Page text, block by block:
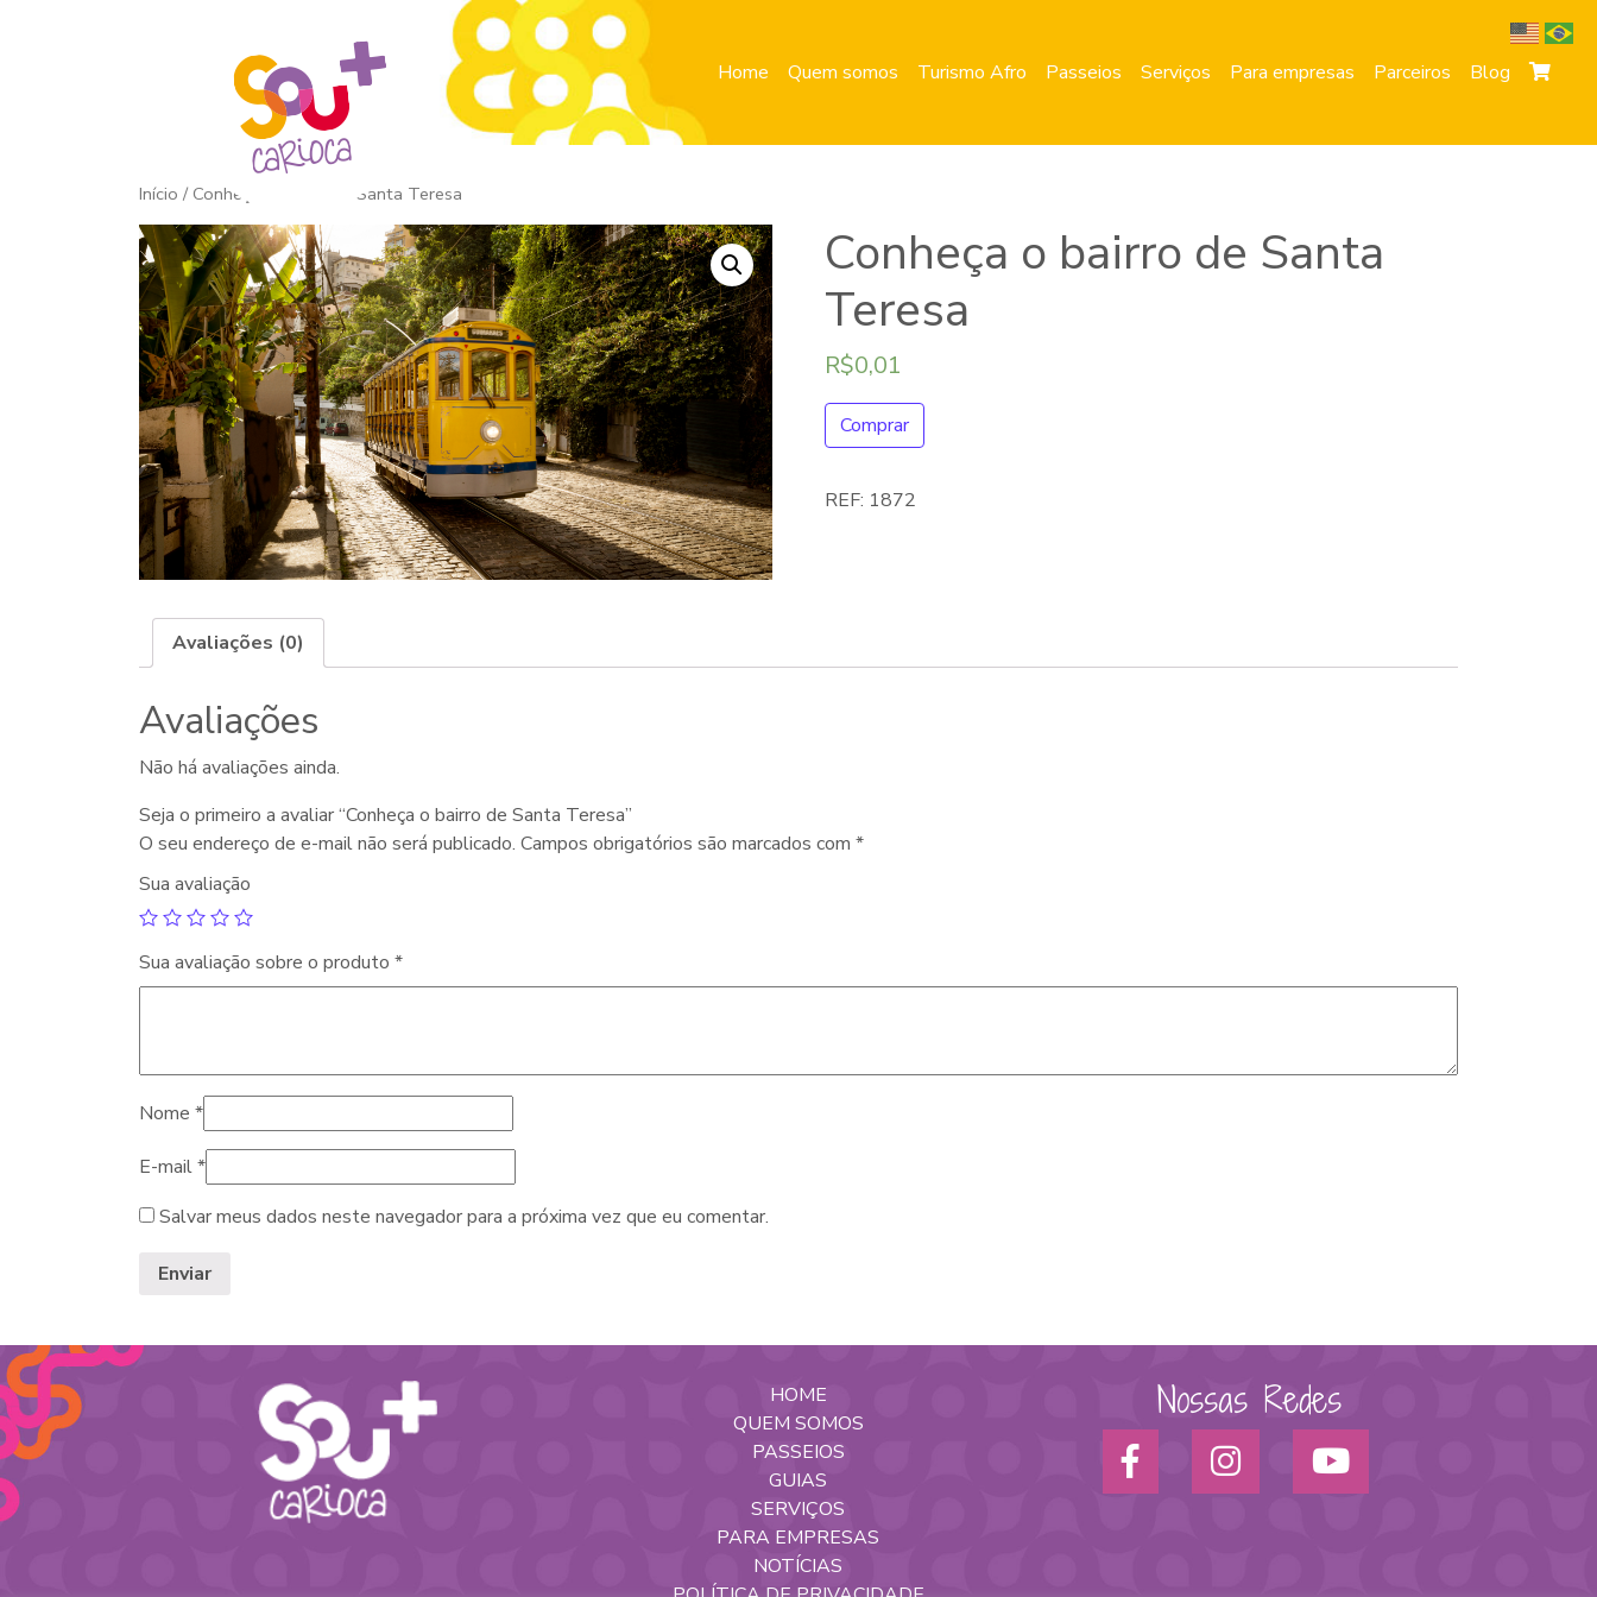
Home Quem somos Turismo Afro Passeios Serviços Para empresas Parceiros Blog
Início / Conheça o bairro de Santa Teresa
Conheça o bairro de Santa
Teresa
R$0,01
Comprar
REF: 1872
Avaliações (0)
Avaliações
Não há avaliações ainda.
Seja o primeiro a avaliar “Conheça o bairro de Santa Teresa”
O seu endereço de e-mail não será publicado. Campos obrigatórios são marcados com *
Sua avaliação
Sua avaliação sobre o produto *
Nome *
E-mail*
Salvar meus dados neste navegador para a próxima vez que eu comentar.
HOME
QUEM SOMOS
PASSEIOS
GUIAS
SERVIÇOS
PARA EMPRESAS
NOTÍCIAS
Nossas Redes